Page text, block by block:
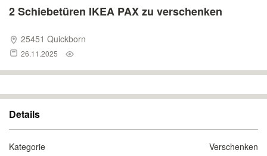
2 Schiebetüren IKEA PAX zu verschenken
25451 Quickborn
26.11.2025
Details
Kategorie Verschenken